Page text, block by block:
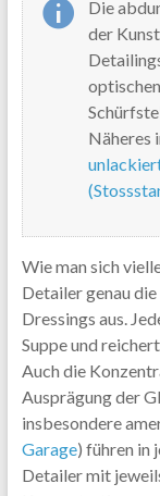
Die
der
Näheres
Wie man sich
Detailer genau
Dressings aus.
Suppe und
Auch die
Ausprägung der
insbesondere
Garage) führen in
Detailer mit